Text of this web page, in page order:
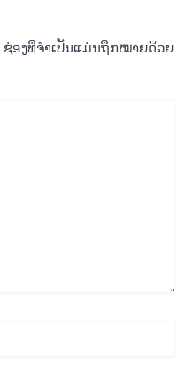
ຊ່ອງທີ່ຈຳເປັນແມ່ນຖືກໝາຍດ້ວຍ